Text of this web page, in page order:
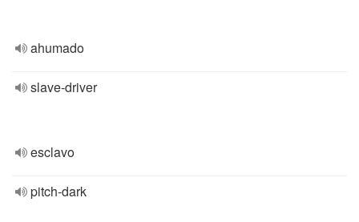
ahumado
slave-driver
esclavo
pitch-dark